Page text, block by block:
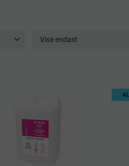
Visa endast